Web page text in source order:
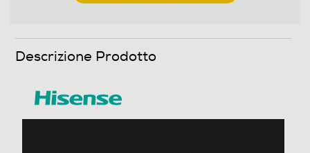
Raffreddamento congelatore
Sbrinamento congelatore
Descrizione Prodotto